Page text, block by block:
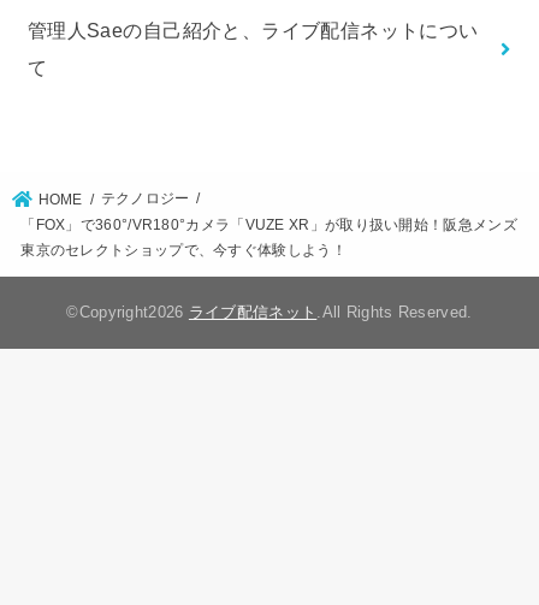
管理人Saeの自己紹介と、ライブ配信ネットについ
て
HOME
テクノロジー
「FOX」で360°/VR180°カメラ「VUZE XR」が取り扱い開始！阪急メンズ
東京のセレクトショップで、今すぐ体験しよう！
©Copyright2026 ライブ配信ネット .All Rights Reserved.